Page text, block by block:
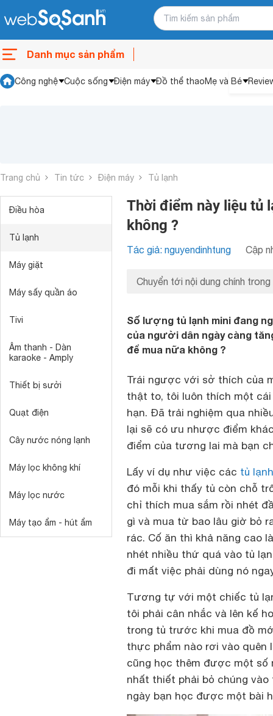
Danh mục sản phẩm
Công nghệ Cuộc sống Điện máy Đồ thể thaoMẹ và Bé
Trang chủ Tin tức Điện máy Tủ lạnh
Điều hòa
Tủ lạnh
Máy giặt
Máy sấy quần áo
Tivi
Âm thanh - Dàn
karaoke - Amply
Thiết bị sưởi
Quạt điện
Cây nước nóng lạnh
Máy lọc không khí
Máy lọc nước
Máy tạo ẩm - hút ẩm
Thời điểm này liệu tủ
không ?
Tác giả: nguyendinhtung Cập
Chuyển tới nội dung chính trong
Số lượng tủ lạnh mini đang
của người dân ngày càng
để mua nữa không ?
Trái ngược với sở thích của
thật to, tôi luôn thích một
hạn. Đã trải nghiệm qua
lại sẽ có ưu nhược điểm
điểm của tương lai mà bạn
Lấy ví dụ như việc các tủ
đó mỗi khi thấy tủ còn chỗ
chỉ thích mua sắm rồi nhét
gì và mua từ bao lâu giờ bỏ
rác. Cố ăn thì khả năng cao
nhét nhiều thứ quá vào tủ
đi mất việc phải dùng nó
Tương tự với một chiếc tủ
tôi phải cân nhắc và lên kế
trong tủ trước khi mua đồ
thực phẩm nào rơi vào quên
cũng học thêm được một số
nhất thiết phải bỏ chúng
ngày bạn học được một bài